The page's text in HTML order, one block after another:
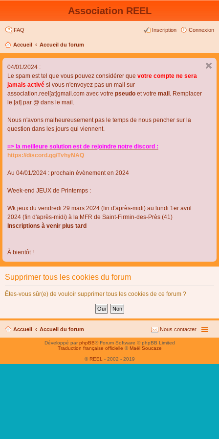
Association REEL
FAQ Connexion
Inscription
Accueil Accueil du forum
04/01/2024 :
Le spam est tel que vous pouvez considérer que votre compte ne sera
jamais activé si vous n'envoyez pas un mail sur
association.reel[at]gmail.com avec votre pseudo et votre mail . Remplacer
le [at] par @ dans le mail.
Nous n'avons malheureusement pas le temps de nous pencher sur la
question dans les jours qui viennent.
=> la meilleure solution est de rejoindre notre discord :
https://discord.gg/TvhyNAQ
Au 04/01/2024 : prochain évènement en 2024
Week-end JEUX de Printemps :
Wk jeux du vendredi 29 mars 2024 (fin d'après-midi) au lundi 1er avril
2024 (fin d'après-midi) à la MFR de Saint-Firmin-des-Près (41)
Inscriptions à venir plus tard
À bientôt !
Supprimer tous les cookies du forum
Êtes-vous sûr(e) de vouloir supprimer tous les cookies de ce forum ?
Accueil Accueil du forum Nous contacter
Développé parphpBB® Forum Software © phpBB Limited
Traduction française officielle © Maël Soucaze
© REEL - 2002 - 2019